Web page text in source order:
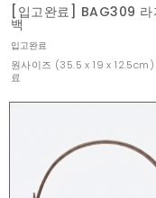
[입고완료] BAG309 라
백
입고완료
원사이즈 (35.5 x 19 x 12.5cm)
료